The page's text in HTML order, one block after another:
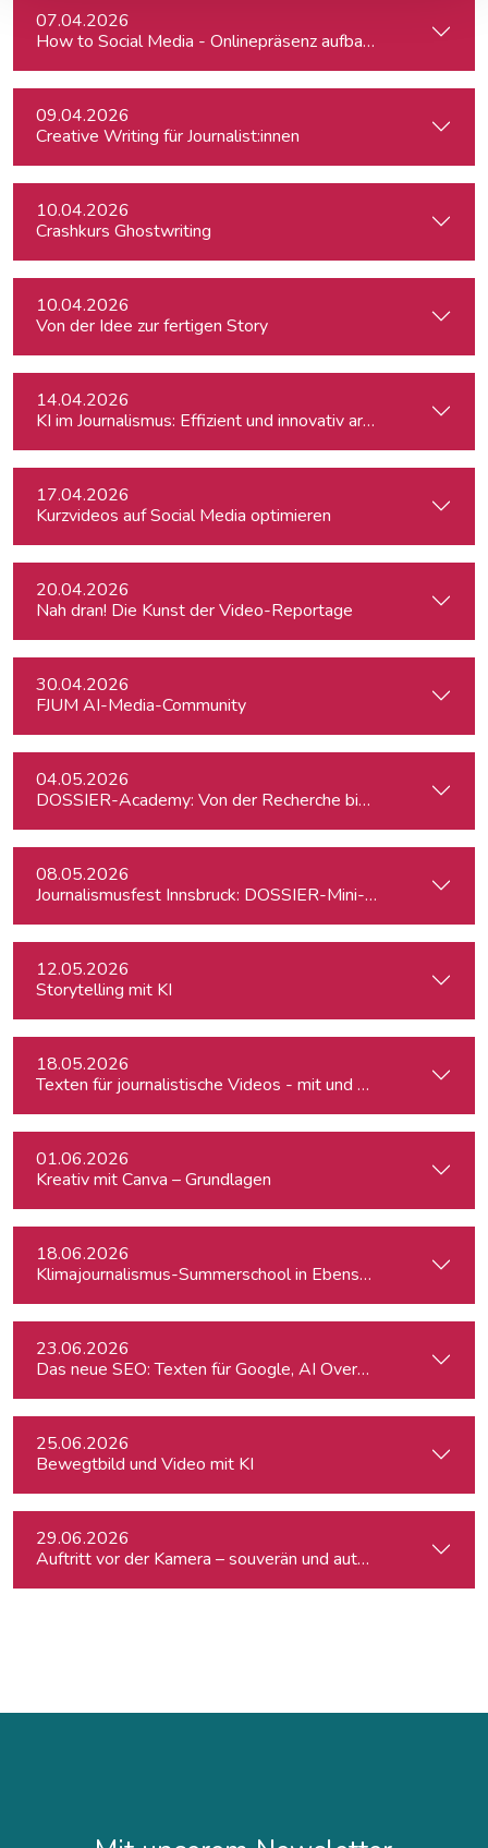
07.04.2026
How to Social Media - Onlinepräsenz aufbauen & Beiträge
09.04.2026
Creative Writing für Journalist:innen
10.04.2026
Crashkurs Ghostwriting
10.04.2026
Von der Idee zur fertigen Story
14.04.2026
KI im Journalismus: Effizient und innovativ arbeiten
17.04.2026
Kurzvideos auf Social Media optimieren
20.04.2026
Nah dran! Die Kunst der Video-Reportage
30.04.2026
FJUM AI-Media-Community
04.05.2026
DOSSIER-Academy: Von der Recherche bis zur
08.05.2026
Journalismusfest Innsbruck: DOSSIER-Mini-Academy
12.05.2026
Storytelling mit KI
18.05.2026
Texten für journalistische Videos - mit und ohne KI
01.06.2026
Kreativ mit Canva – Grundlagen
18.06.2026
Klimajournalismus-Summerschool in Ebensee
23.06.2026
Das neue SEO: Texten für Google, AI Overviews, ChatGPT
25.06.2026
Bewegtbild und Video mit KI
29.06.2026
Auftritt vor der Kamera – souverän und authentisch